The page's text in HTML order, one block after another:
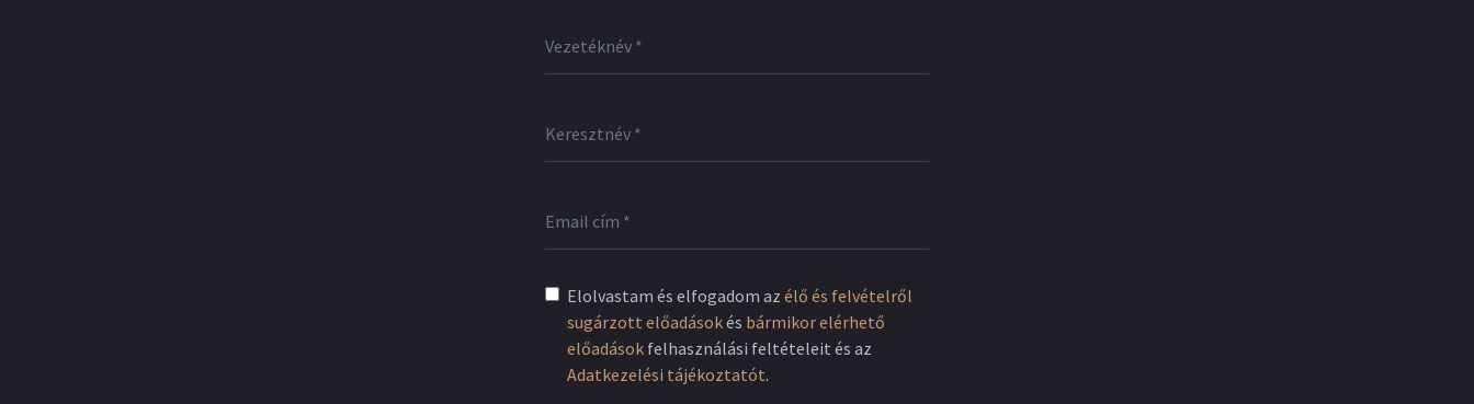
Elolvastam és elfogadom az élő és felvételről
sugárzott előadásokés bármikor elérhető
előadások felhasználási feltételeit és az
Adatkezelési tájékoztatót.